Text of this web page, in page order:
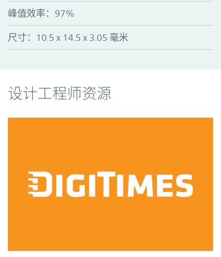
峰值效率： 97%
尺寸：10.5 x 14.5 x 3.05 毫米
资源
设计工程师资源